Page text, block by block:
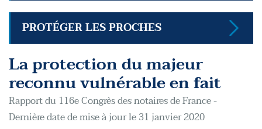
PROTÉGER LES PROCHES
La protection du majeur
reconnu vulnérable en fait
Rapport du 116e Congrès des notaires de France -
Dernière date de mise à jour le 31 janvier 2020